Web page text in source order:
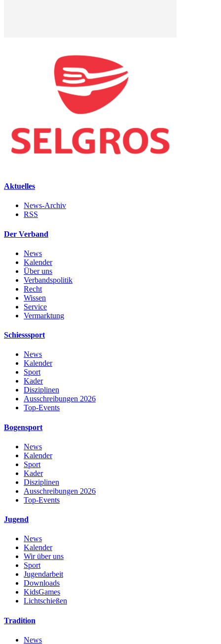
Aktuelles
News-Archiv
RSS
Der Verband
News
Kalender
Über uns
Verbandspolitik
Recht
Wissen
Service
Vermarktung
Schiesssport
News
Kalender
Sport
Kader
Disziplinen
Ausschreibungen 2026
Top-Events
Bogensport
News
Kalender
Sport
Kader
Disziplinen
Ausschreibungen 2026
Top-Events
Jugend
News
Kalender
Wir über uns
Sport
Jugendarbeit
Downloads
KidsGames
Lichtschießen
Tradition
News